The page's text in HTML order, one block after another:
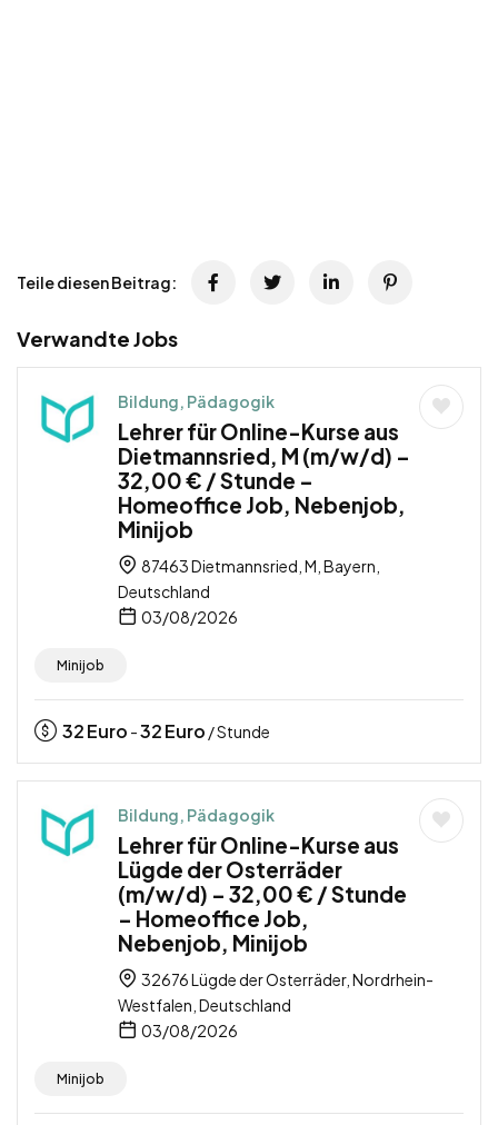
Teile diesen Beitrag:
Verwandte Jobs
Bildung, Pädagogik
Lehrer für Online-Kurse aus
Dietmannsried, M (m/w/d) –
32,00 € / Stunde –
Homeoffice Job, Nebenjob,
Minijob
87463 Dietmannsried, M, Bayern,
Deutschland
03/08/2026
Minijob
32Euro -32Euro / Stunde
Bildung, Pädagogik
Lehrer für Online-Kurse aus
Lügde der Osterräder
(m/w/d) – 32,00 € / Stunde
– Homeoffice Job,
Nebenjob, Minijob
32676 Lügde der Osterräder, Nordrhein-
Westfalen, Deutschland
03/08/2026
Minijob